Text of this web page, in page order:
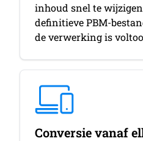
inhoud snel te
definitieve PBM-
de verwerking is
Conversie vanaf